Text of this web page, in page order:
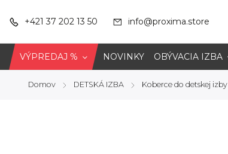
+421 37 202 13 50 info@proxima.store
VÝPREDAJ % NOVINKY OBÝVACIA IZBA
Domov / DETSKÁ IZBA / Koberce do detskej izby